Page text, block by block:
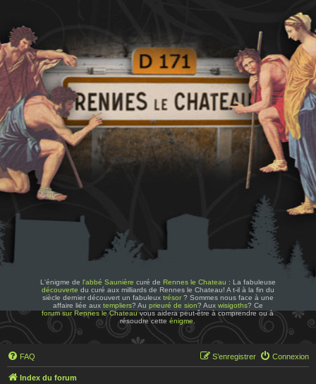
L'énigme de l'abbé Saunière curé de Rennes le Chateau : La fabuleuse
découverte du curé aux milliards de Rennes le Chateau! A t-il à la fin du
siècle dernier découvert un fabuleux trésor? Sommes nous face à une
affaire liée aux templiers? Au prieuré de sion? Aux wisigoths? Ce
forum sur Rennes le Chateauvous aidera peut-être à comprendre ou à
résoudre cetteénigme
FAQ Connexion
S’enregistrer
Index du forum